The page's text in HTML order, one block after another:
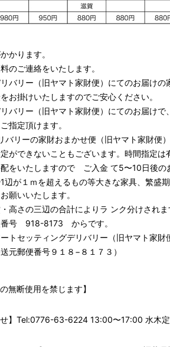
かります。
のご連絡をいたします。
バリー （旧ヤマト家財便） にてのお届けの
お掛けいたしますのでご安心ください。
バリー （旧ヤマト家財便） にてのお届けで
指定頂けます。
バリーの家財おまかせ便 （旧ヤマト家財便
定ができないこともございます。時間指定
配をいたしますので ご入金 て5〜10日後の
辺が１ｍを超えるもの等大きな家具、繁
願いいたします。
高さの三辺の合計によりラ ンク分けされま
番号 918-8173 からです。
トセッティングデリバリー （旧ヤマト家財
送元郵便番号９１８−８１７３）
無断使用を禁じます】
せ】Tel:0776-63-6224 13:00〜17:00 水木